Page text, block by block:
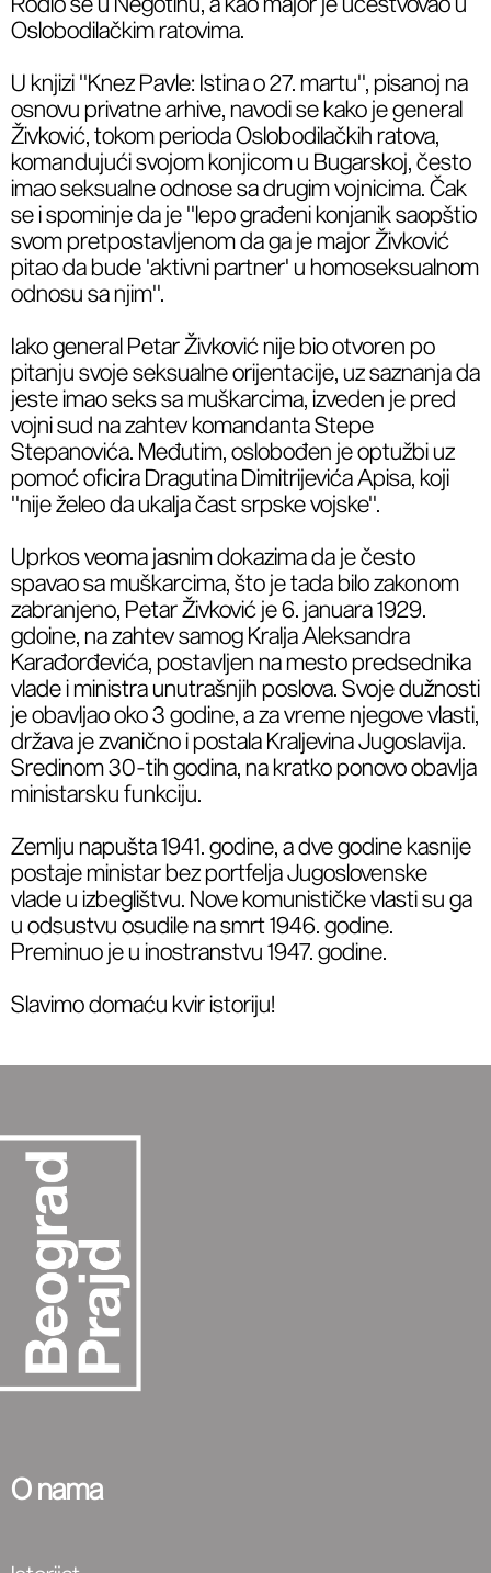
Oslobodilačkim ratovima.
U knjizi ''Knez Pavle: Istina o 27. martu'', pisanoj na
osnovu privatne arhive, navodi se kako je general
Živković, tokom perioda Oslobodilačkih ratova,
komandujući svojom konjicom u Bugarskoj, često
imao seksualne odnose sa drugim vojnicima. Čak
se i spominje da je ''lepo građeni konjanik saopštio
svom pretpostavljenom da ga je major Živković
pitao da bude 'aktivni partner' u homoseksualnom
odnosu sa njim''.
Iako general Petar Živković nije bio otvoren po
pitanju svoje seksualne orijentacije, uz saznanja da
jeste imao seks sa muškarcima, izveden je pred
vojni sud na zahtev komandanta Stepe
Stepanovića. Međutim, oslobođen je optužbi uz
pomoć oficira Dragutina Dimitrijevića Apisa, koji
''nije želeo da ukalja čast srpske vojske''.
Uprkos veoma jasnim dokazima da je često
spavao sa muškarcima, što je tada bilo zakonom
zabranjeno, Petar Živković je 6. januara 1929.
gdoine, na zahtev samog Kralja Aleksandra
Karađorđevića, postavljen na mesto predsednika
vlade i ministra unutrašnjih poslova. Svoje dužnosti
je obavljao oko 3 godine, a za vreme njegove vlasti,
država je zvanično i postala Kraljevina Jugoslavija.
Sredinom 30-tih godina, na kratko ponovo obavlja
ministarsku funkciju.
Zemlju napušta 1941. godine, a dve godine kasnije
postaje ministar bez portfelja Jugoslovenske
vlade u izbeglištvu. Nove komunističke vlasti su ga
u odsustvu osudile na smrt 1946. godine.
Preminuo je u inostranstvu 1947. godine.
Slavimo domaću kvir istoriju!
O nama